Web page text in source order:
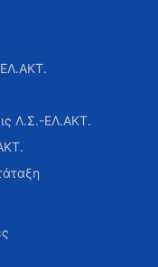
Λ.Σ.-ΕΛ.ΑΚΤ.